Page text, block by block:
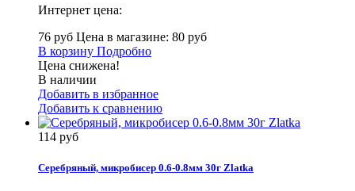
Интернет цена:
76 руб Цена в магазине: 80 руб
В корзину Подробно
Цена снижена!
В наличии
Добавить в избранное
Добавить к сравнению
114 руб
Серебряный, микробисер 0.6-0.8мм 30г Zlatka